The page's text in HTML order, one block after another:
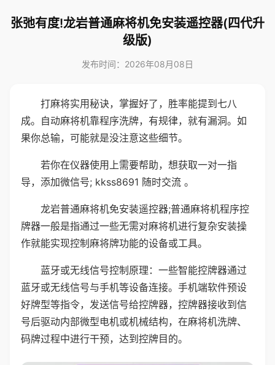
张弛有度!龙岩普通麻将机免安装遥控器(四代升
级版)
发布时间：2026年08月08日
打麻将实用秘诀，掌握好了，胜率能提到七八
成。自动麻将机靠程序洗牌，有规律，就有漏洞。如
果你总输，可能就是没注意这些细节。
若你在仪器使用上需要帮助，想获取一对一指
导，添加微信号; kkss8691 随时交流 。
龙岩普通麻将机免安装遥控器;普通麻将机程序控
牌器一般是指通过一些无需对麻将机进行复杂安装操
作就能实现控制麻将牌功能的设备或工具。
蓝牙或无线信号控制原理：一些智能控牌器通过
蓝牙或无线信号与手机等设备连接。手机端软件预设
好牌型等指令，发送信号给控牌器，控牌器接收到信
号后驱动内部微型电机或机械结构，在麻将机洗牌、
码牌过程中进行干预，达到控牌目的。